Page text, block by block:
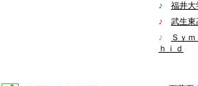
♪
福井大
♪
武生東
♪
Ｓｙ
ｈｉｄ